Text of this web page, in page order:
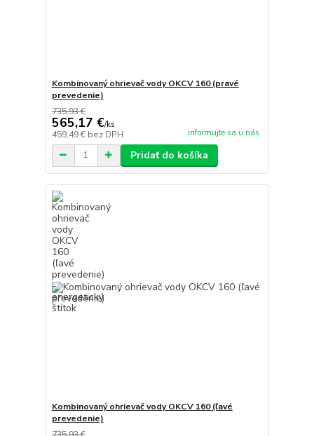
Kombinovaný ohrievač vody OKCV 160 (pravé
prevedenie)
735,93 €
565,17 €/ks
459,49 € bez DPH informujte sa u nás
Pridať do košíka
Kombinovaný ohrievač vody OKCV 160 (ľavé
prevedenie)